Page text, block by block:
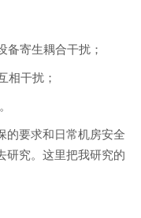
备寄生耦合干扰；
相干扰；
的要求和日常机房安全
研究。这里把我研究的